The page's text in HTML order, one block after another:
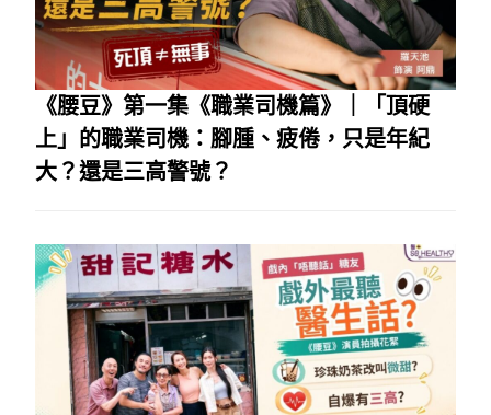
《腰豆》第一集《職業司機篇》｜「頂硬
上」的職業司機：腳腫、疲倦，只是年紀
大？還是三高警號？